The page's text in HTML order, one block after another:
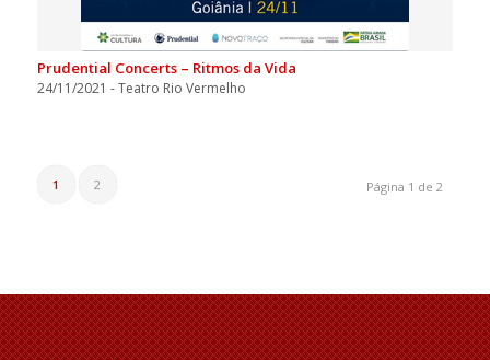
Prudential Concerts – Ritmos da Vida
24/11/2021 - Teatro Rio Vermelho
Página 1 de 2
1 2